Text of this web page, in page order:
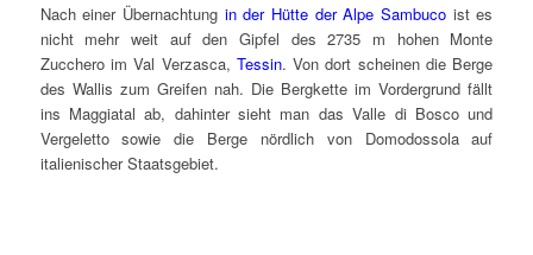
Nach einer Übernachtung in der Hütte der Alpe Sambuco ist es
nicht mehr weit auf den Gipfel des 2735 m hohen Monte
Zucchero im Val Verzasca, Tessin. Von dort scheinen die Berge
des Wallis zum Greifen nah. Die Bergkette im Vordergrund fällt
ins Maggiatal ab, dahinter sieht man das Valle di Bosco und
Vergeletto sowie die Berge nördlich von Domodossola auf
italienischer Staatsgebiet.